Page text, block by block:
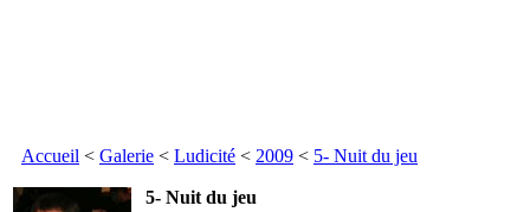
Accueil < Galerie < Ludicité < 2009 < 5- Nuit du jeu
5- Nuit du jeu